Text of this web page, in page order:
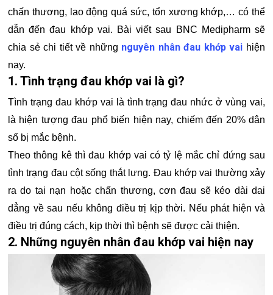
chấn thương, lao động quá sức, tổn xương khớp,… có thể
dẫn đến đau khớp vai. Bài viết sau BNC Medipharm sẽ
chia sẻ chi tiết về những nguyên nhân đau khớp vai hiện
nay.
1. Tình trạng đau khớp vai là gì?
Tình trạng đau khớp vai là tình trạng đau nhức ở vùng vai,
là hiện tượng đau phổ biến hiện nay, chiếm đến 20% dân
số bị mắc bệnh.
Theo thông kê thì đau khớp vai có tỷ lệ mắc chỉ đứng sau
tình trạng đau cột sống thắt lưng. Đau khớp vai thường xảy
ra do tai nạn hoặc chấn thương, cơn đau sẽ kéo dài dai
dẳng về sau nếu không điều trị kịp thời. Nếu phát hiện và
điều trị đúng cách, kịp thời thì bệnh sẽ được cải thiện.
2. Những nguyên nhân đau khớp vai hiện nay